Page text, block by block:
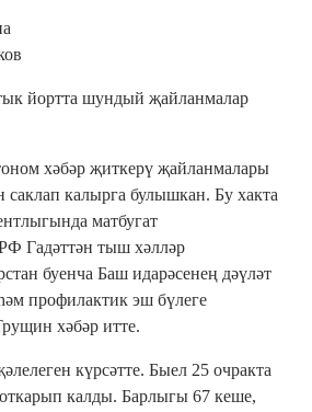
йортта шундый җайланмалар
хәбәр җиткерү җайланмалары
саклап калырга булышкан. Бу хакта
матбугат
Гадәттән тыш хәлләр
буенча Баш идарәсенең дәүләт
профилактик эш бүлеге
хәбәр итте.
күрсәтте. Быел 25 очракта
калды. Барлыгы 67 кеше,